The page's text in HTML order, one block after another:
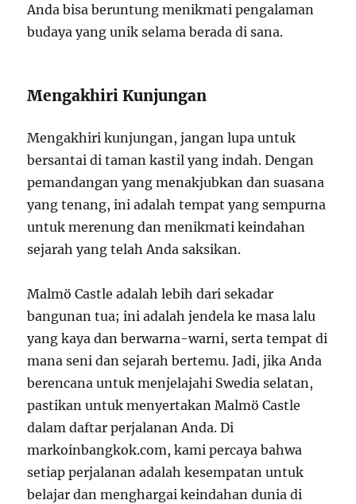
Anda bisa beruntung menikmati pengalaman
budaya yang unik selama berada di sana.
Mengakhiri Kunjungan
Mengakhiri kunjungan, jangan lupa untuk
bersantai di taman kastil yang indah. Dengan
pemandangan yang menakjubkan dan suasana
yang tenang, ini adalah tempat yang sempurna
untuk merenung dan menikmati keindahan
sejarah yang telah Anda saksikan.
Malmö Castle adalah lebih dari sekadar
bangunan tua; ini adalah jendela ke masa lalu
yang kaya dan berwarna-warni, serta tempat di
mana seni dan sejarah bertemu. Jadi, jika Anda
berencana untuk menjelajahi Swedia selatan,
pastikan untuk menyertakan Malmö Castle
dalam daftar perjalanan Anda. Di
markoinbangkok.com, kami percaya bahwa
setiap perjalanan adalah kesempatan untuk
belajar dan menghargai keindahan dunia di